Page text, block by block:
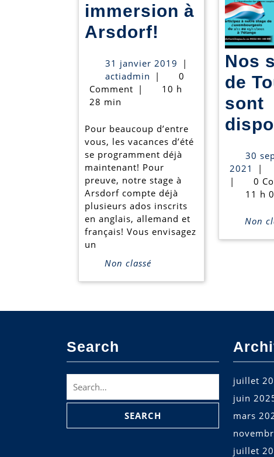
immersion à
Arsdorf!
pour
notre
100
%
immersion
à
Arsdorf!
31 janvier 2019 31
janvier
2019
|
actiadmin actiadmin
|
0
Comment |
10 h
28 min
Pour beaucoup d’entre
vous, les vacances d’été
se programment déjà
maintenant! Pour
preuve, notre stage à
Arsdorf compte déjà
plusieurs ados inscrits
en anglais, allemand et
français! Vous envisagez
un
Non classé
Nos
de
sont
30
2021
30|
|
0
11 h
Non
Search
for:
juillet
juin
mars
juillet